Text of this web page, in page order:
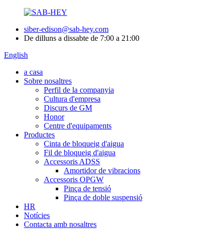
siber-edison@sab-hey.com
De dilluns a dissabte de 7:00 a 21:00
English
a casa
Sobre nosaltres
Perfil de la companyia
Cultura d'empresa
Discurs de GM
Honor
Centre d'equipaments
Productes
Cinta de bloqueig d'aigua
Fil de bloqueig d'aigua
Accessoris ADSS
Amortidor de vibracions
Accessoris OPGW
Pinça de tensió
Pinça de doble suspensió
HR
Notícies
Contacta amb nosaltres